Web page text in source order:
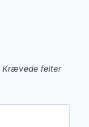
Krævede felter